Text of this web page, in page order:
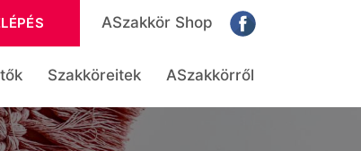
ASzakkör Shop
Szakköreitek ASzakkörről